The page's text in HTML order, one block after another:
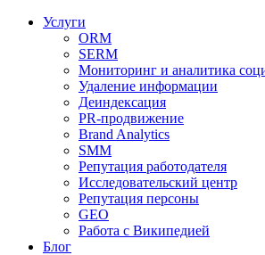
Услуги
ORM
SERM
Мониторинг и аналитика
Удаление информации
Деиндексация
PR-продвижение
Brand Analytics
SMM
Репутация работодателя
Исследовательский центр
Репутация персоны
GEO
Работа с Википедией
Блог